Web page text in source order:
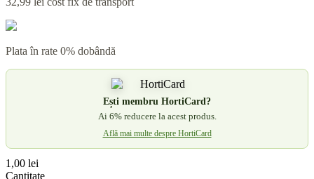
Plata în rate 0% dobândă
Ești membru HortiCard?
Ai 6% reducere la acest produs.
Află mai multe despre HortiCard
1,00 lei
Cantitate